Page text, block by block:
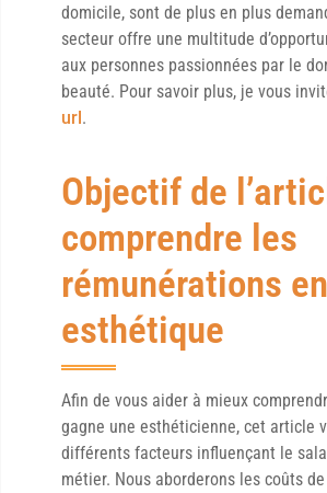
domicile, sont de plus en plus
secteur offre une multitude
aux personnes passionnées par le
beauté. Pour savoir plus, je vous
url.
Objectif de
comprendre les
rémunérations en
esthétique
Afin de vous aider à mieux
gagne une esthéticienne, cet article
différents facteurs influençant le
métier. Nous aborderons les coûts